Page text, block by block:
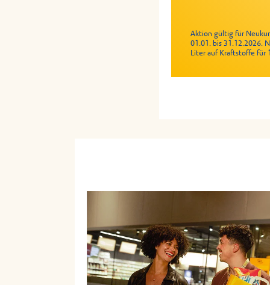
Aktion gültig für
01.01. bis 31.12.2026.
Liter auf Kraftstoffe für
Nur an teilnehmenden
Nur an teilnehmenden